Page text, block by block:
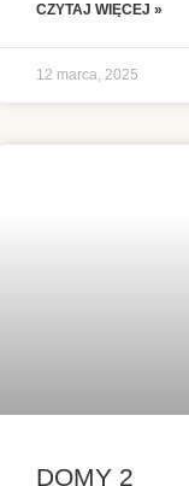
CZYTAJ WIĘCEJ »
12 marca, 2025
DOMY 2